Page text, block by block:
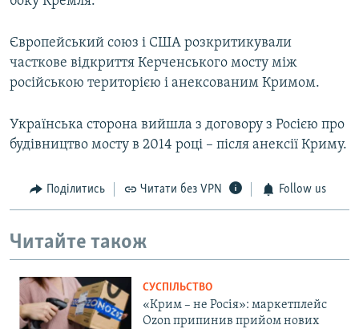
Європейський союз і США розкритикували
часткове відкриття Керченського мосту між
російською територією і анексованим Кримом.
Українська сторона вийшла з договору з Росією про
будівництво мосту в 2014 році – після анексії Криму.
Поділитись Читати без VPN Follow us
Читайте також
СУСПІЛЬСТВО
«Крим – не Росія»: маркетплейс
Ozon припинив прийом нових